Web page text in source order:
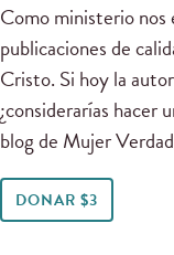
Como ministerio nos
publicaciones de
Cristo. Si hoy la
¿considerarías hacer
blog de Mujer
DONAR $3